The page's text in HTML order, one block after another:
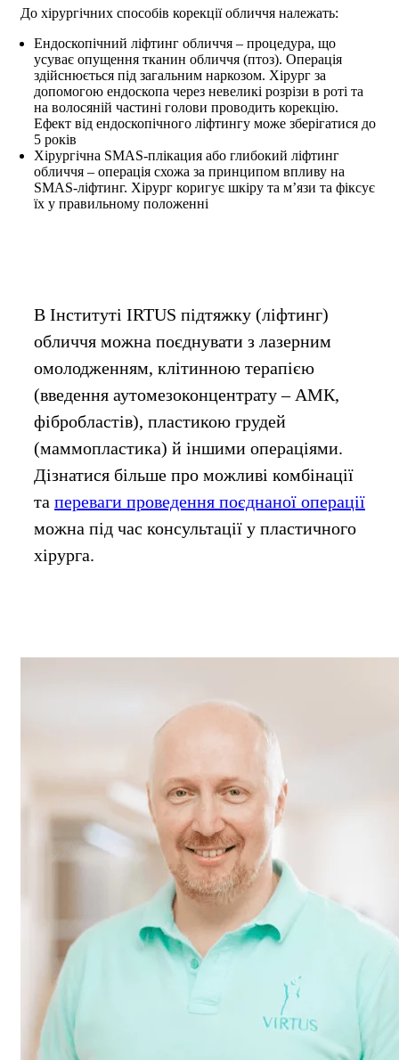
До хірургічних способів корекції обличчя належать:
Ендоскопічний ліфтинг обличчя – процедура, що
усуває опущення тканин обличчя (птоз). Операція
здійснюється під загальним наркозом. Хірург за
допомогою ендоскопа через невеликі розрізи в роті та
на волосяній частині голови проводить корекцію.
Ефект від ендоскопічного ліфтингу може зберігатися до
5 років
Хірургічна SMAS-плікация або глибокий ліфтинг
обличчя – операція схожа за принципом впливу на
SMAS-ліфтинг. Хірург коригує шкіру та м’язи та фіксує
їх у правильному положенні
В Інституті IRTUS підтяжку (ліфтинг)
обличчя можна поєднувати з лазерним
омолодженням, клітинною терапією
(введення аутомезоконцентрату – АМК,
фібробластів), пластикою грудей
(маммопластика) й іншими операціями.
Дізнатися більше про можливі комбінації
та переваги проведення поєднаної операції
можна під час консультації у пластичного
хірурга.